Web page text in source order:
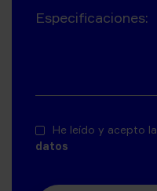
Especificaciones:
He leído y acepto la
datos